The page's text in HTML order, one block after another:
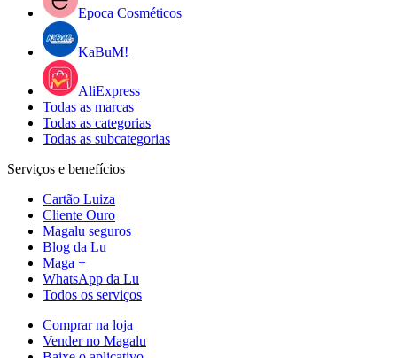
Epoca Cosméticos
KaBuM!
AliExpress
Todas as marcas
Todas as categorias
Todas as subcategorias
Serviços e benefícios
Cartão Luiza
Cliente Ouro
Magalu seguros
Blog da Lu
Maga +
WhatsApp da Lu
Todos os serviços
Comprar na loja
Vender no Magalu